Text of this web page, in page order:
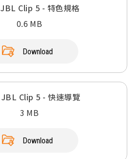
JBL Clip 5 - 特色規格
0.6 MB
Download
JBL Clip 5 - 快速導覽
3 MB
Download